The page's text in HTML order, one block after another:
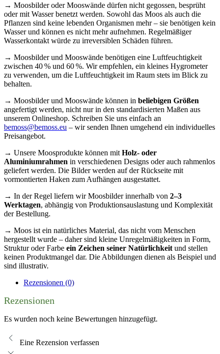
→ Moosbilder oder Mooswände dürfen nicht gegossen, besprüht
oder mit Wasser benetzt werden. Sowohl das Moos als auch die
Pflanzen sind keine lebenden Organismen mehr – sie benötigen kein
Wasser und können es nicht mehr aufnehmen. Regelmäßiger
Wasserkontakt würde zu irreversiblen Schäden führen.
→ Moosbilder und Mooswände benötigen eine Luftfeuchtigkeit
zwischen 40 % und 60 %. Wir empfehlen, ein kleines Hygrometer
zu verwenden, um die Luftfeuchtigkeit im Raum stets im Blick zu
behalten.
→ Moosbilder und Mooswände können in beliebigen Größen
angefertigt werden, nicht nur in den standardisierten Maßen aus
unserem Onlineshop. Schreiben Sie uns einfach an
bemoss@bemoss.eu – wir senden Ihnen umgehend ein individuelles
Preisangebot.
→ Unsere Moosprodukte können mit Holz- oder
Aluminiumrahmen in verschiedenen Designs oder auch rahmenlos
geliefert werden. Die Bilder werden auf der Rückseite mit
vormontierten Haken zum Aufhängen ausgestattet.
→ In der Regel liefern wir Moosbilder innerhalb von 2–3
Werktagen, abhängig von Produktionsauslastung und Komplexität
der Bestellung.
→ Moos ist ein natürliches Material, das nicht vom Menschen
hergestellt wurde – daher sind kleine Unregelmäßigkeiten in Form,
Struktur oder Farbe ein Zeichen seiner Natürlichkeit und stellen
keinen Produktmangel dar. Die Abbildungen dienen als Beispiel und
sind illustrativ.
Rezensionen (0)
Rezensionen
Es wurden noch keine Bewertungen hinzugefügt.
Eine Rezension verfassen